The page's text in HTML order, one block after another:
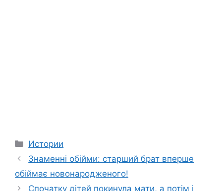
Categories
Истории
Знаменні обійми: старший брат вперше
обіймає новонародженого!
Спочатку дітей покинула мати, а потім і